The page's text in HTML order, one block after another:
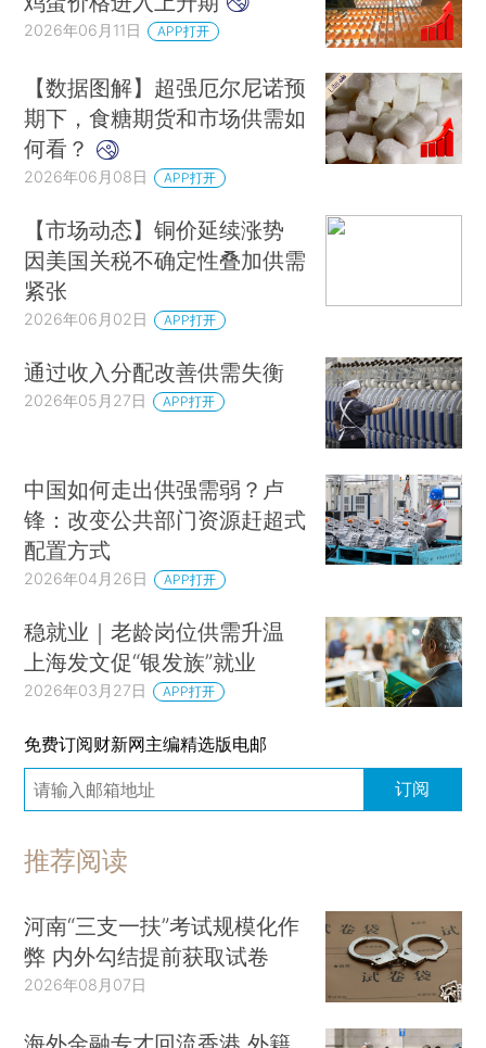
2026年06月11日 APP打开
【数据图解】超强厄尔尼诺预
期下，食糖期货和市场供需如
何看？
2026年06月08日 APP打开
【市场动态】铜价延续涨势
因美国关税不确定性叠加供需
紧张
2026年06月02日 APP打开
通过收入分配改善供需失衡
2026年05月27日 APP打开
中国如何走出供强需弱？卢
锋：改变公共部门资源赶超式
配置方式
2026年04月26日 APP打开
稳就业｜老龄岗位供需升温
上海发文促“银发族”就业
2026年03月27日 APP打开
免费订阅财新网主编精选版电邮
订阅
推荐阅读
河南“三支一扶”考试规模化作
弊 内外勾结提前获取试卷
2026年08月07日